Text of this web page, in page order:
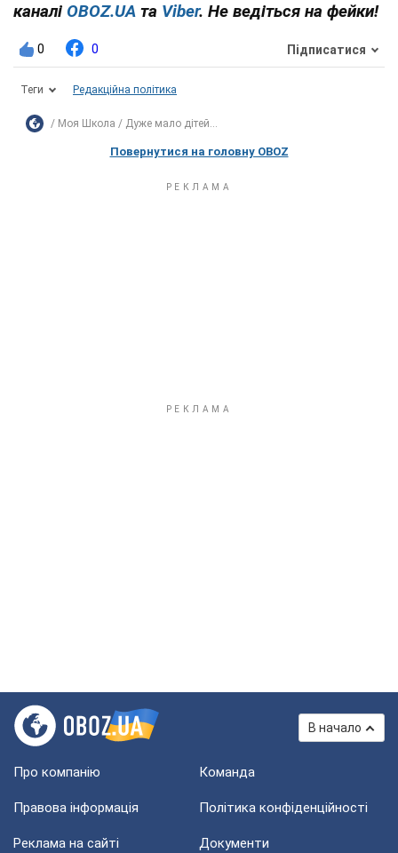
каналі OBOZ.UA та Viber. Не ведіться на фейки!
0 0 Підписатися
Теги Редакційна політика
Моя Школа Дуже мало дітей...
Повернутися на головну OBOZ
В начало
Про компанію Команда
Правова інформація Політика конфіденційності
Реклама на сайті Документи